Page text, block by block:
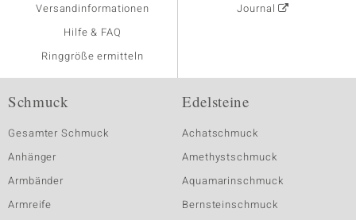
Versandinformationen
Hilfe & FAQ
Ringgröße ermitteln
Journal
Schmuck
Gesamter Schmuck
Anhänger
Armbänder
Armreife
Edelsteine
Achatschmuck
Amethystschmuck
Aquamarinschmuck
Bernsteinschmuck